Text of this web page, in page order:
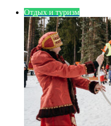
Отдых и туризм